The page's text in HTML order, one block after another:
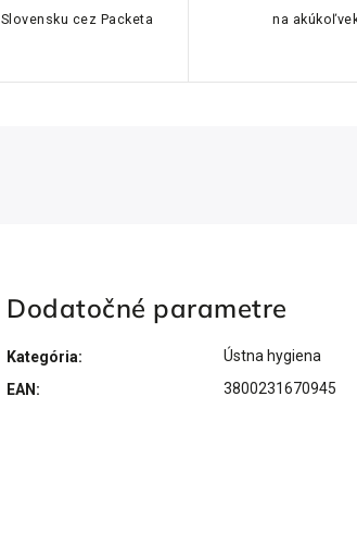
cez Packeta na
Dodatočné parametre
Kategória:
Ústna hygiena
EAN : 3800231670945